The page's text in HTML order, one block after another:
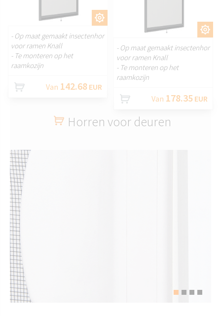
AANPASSEN.
- Op maat gemaakt insectenhor
voor ramen Knall
- Te monteren op het
raamkozijn
Van 142.68 EUR
AANPASSEN.
- Op maat gemaakt insectenhor
voor ramen Knall
- Te monteren op het
raamkozijn
Van 178.35 EUR
Horren voor deuren